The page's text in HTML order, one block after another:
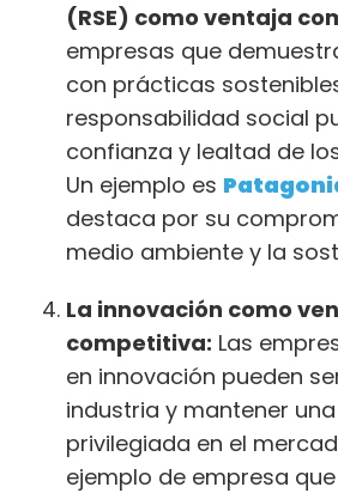
(RSE) como ventaja
empresas que
con prácticas
responsabilidad social
confianza y lealtad de
Un ejemplo es
destaca por su
medio ambiente y la
La innovación como
competitiva: Las
en innovación pueden
industria y mantener
privilegiada en el
ejemplo de empresa